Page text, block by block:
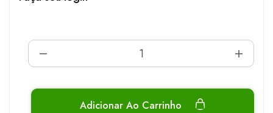
Adicionar Ao Carrinho